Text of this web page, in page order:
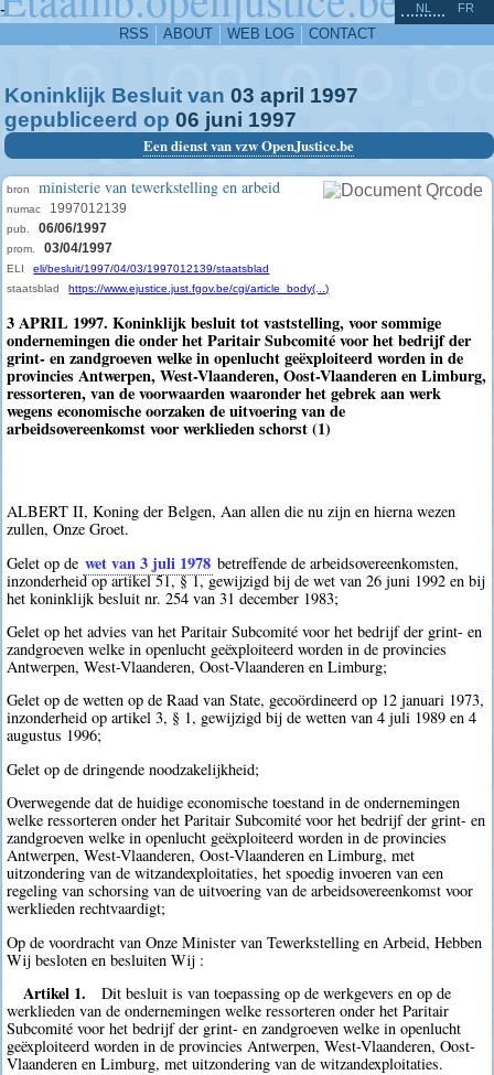
-
RSS ABOUT WEB LOG CONTACT
NL FR
Koninklijk Besluit van 03 april 1997
gepubliceerd op 06 juni 1997
Een dienst van vzw OpenJustice.be
bron ministerie van tewerkstelling en arbeid
numac 1997012139
pub. 06/06/1997
prom. 03/04/1997
ELI
eli/besluit/1997/04/03/1997012139/staatsblad
staatsblad
https://www.ejustice.just.fgov.be/cgi/article_body(...)
3 APRIL 1997. Koninklijk besluit tot vaststelling, voor sommige
ondernemingen die onder het Paritair Subcomité voor het bedrijf der
grint- en zandgroeven welke in openlucht geëxploiteerd worden in de
provincies Antwerpen, West-Vlaanderen, Oost-Vlaanderen en Limburg,
ressorteren, van de voorwaarden waaronder het gebrek aan werk
wegens economische oorzaken de uitvoering van de
arbeidsovereenkomst voor werklieden schorst (1)
ALBERT II, Koning der Belgen, Aan allen die nu zijn en hierna wezen
zullen, Onze Groet.
Gelet op de wet van 3 juli 1978 betreffende de arbeidsovereenkomsten,
inzonderheid op artikel 51, § 1, gewijzigd bij de wet van 26 juni 1992 en bij
het koninklijk besluit nr. 254 van 31 december 1983;
Gelet op het advies van het Paritair Subcomité voor het bedrijf der grint- en
zandgroeven welke in openlucht geëxploiteerd worden in de provincies
Antwerpen, West-Vlaanderen, Oost-Vlaanderen en Limburg;
Gelet op de wetten op de Raad van State, gecoördineerd op 12 januari 1973,
inzonderheid op artikel 3, § 1, gewijzigd bij de wetten van 4 juli 1989 en 4
augustus 1996;
Gelet op de dringende noodzakelijkheid;
Overwegende dat de huidige economische toestand in de ondernemingen
welke ressorteren onder het Paritair Subcomité voor het bedrijf der grint- en
zandgroeven welke in openlucht geëxploiteerd worden in de provincies
Antwerpen, West-Vlaanderen, Oost-Vlaanderen en Limburg, met
uitzondering van de witzandexploitaties, het spoedig invoeren van een
regeling van schorsing van de uitvoering van de arbeidsovereenkomst voor
werklieden rechtvaardigt;
Op de voordracht van Onze Minister van Tewerkstelling en Arbeid, Hebben
Wij besloten en besluiten Wij :
Artikel 1.
Dit besluit is van toepassing op de werkgevers en op de
werklieden van de ondernemingen welke ressorteren onder het Paritair
Subcomité voor het bedrijf der grint- en zandgroeven welke in openlucht
geëxploiteerd worden in de provincies Antwerpen, West-Vlaanderen, Oost-
Vlaanderen en Limburg, met uitzondering van de witzandexploitaties.
^